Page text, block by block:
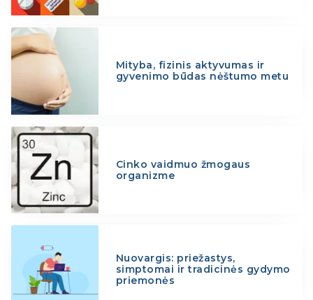
Mityba, fizinis aktyvumas ir
gyvenimo būdas nėštumo metu
Cinko vaidmuo žmogaus
organizme
Nuovargis: priežastys,
simptomai ir tradicinės gydymo
priemonės